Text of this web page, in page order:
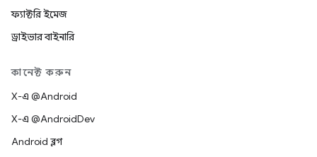
ফ্যাক্টরি ইমেজ
ড্রাইভার বাইনারি
কানেক্ট করুন
X-এ @Android
X-এ @AndroidDev
Android ব্লগ